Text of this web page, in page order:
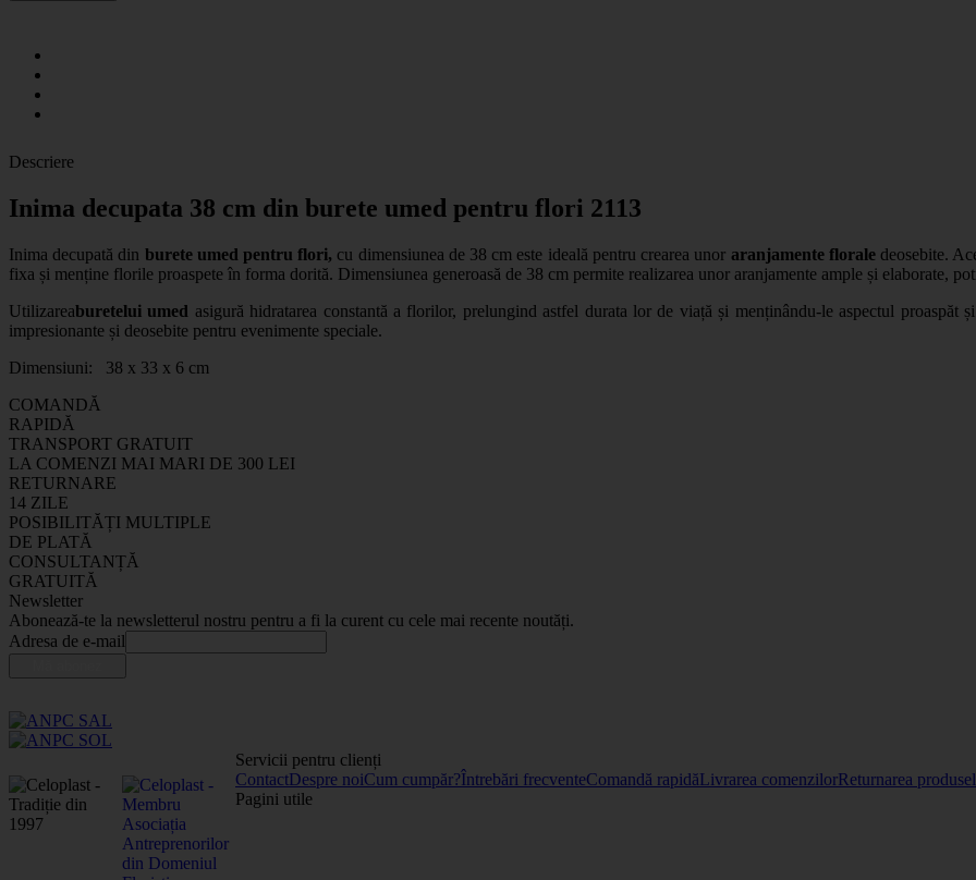
Descriere
Inima decupata 38 cm din burete umed pentru flori 2113
Inima decupată din burete umed pentru flori, cu dimensiunea de 38 cm este ideală pentru crearea unor aranjamente floraledeosebite.
fixa și menține florile proaspete în forma dorită. Dimensiunea generoasă de 38 cm permite realizarea unor aranjamente ample și elaborate,
Utilizareaburetelui umed asigură hidratarea constantă a florilor, prelungind astfel durata lor de viață și menținându-le aspectul proaspăt
impresionante și deosebite pentru evenimente speciale.
Dimensiuni: 38 x 33 x 6 cm
COMANDĂ
RAPIDĂ
TRANSPORT GRATUIT
LA COMENZI MAI MARI DE 300 LEI
RETURNARE
14 ZILE
POSIBILITĂȚI MULTIPLE
DE PLATĂ
CONSULTANȚĂ
GRATUITĂ
Newsletter
Abonează-te la newsletterul nostru pentru a fi la curent cu cele mai recente noutăți.
Adresa de e-mail
Servicii pentru clienți
ContactDespre noiCum cumpăr?Întrebări frecventeComandă rapidăLivrarea comenzilorReturnarea
Pagini utile